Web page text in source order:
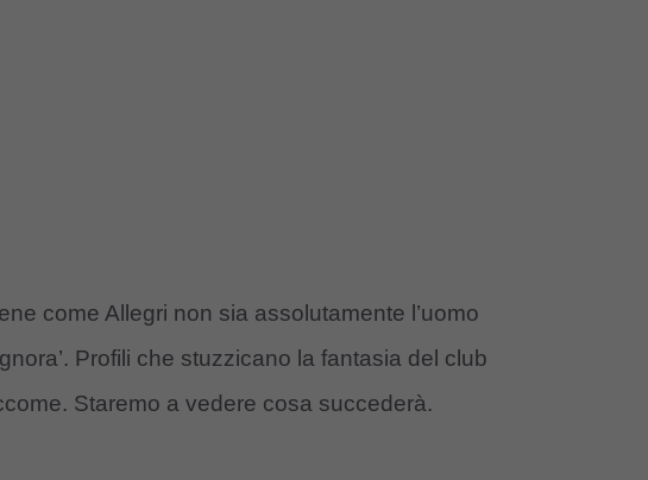
come Allegri non sia assolutamente l’uomo
Profili che stuzzicano la fantasia del club
Staremo a vedere cosa succederà.